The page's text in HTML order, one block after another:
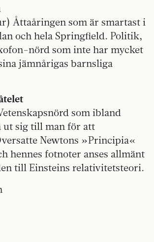
Åttaåringen som är smartast i
och hela Springfield. Politik,
nörd som inte har mycket
jämnårigas barnsliga
som ibland
ut sig till man för att
Newtons »Principia«
hennes fotnoter anses allmänt
till Einsteins relativitetsteori.